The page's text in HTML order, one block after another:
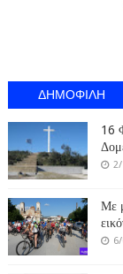
ΔΗΜΟΦΙΛΗ
16
2/
Με